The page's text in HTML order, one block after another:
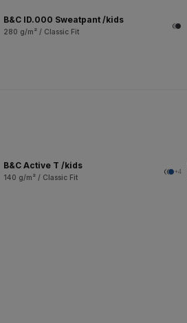
B&C ID.000 Sweatpant /kids
280 g/m² / Classic Fit
B&C Active T /kids
140 g/m² / Classic Fit
+4